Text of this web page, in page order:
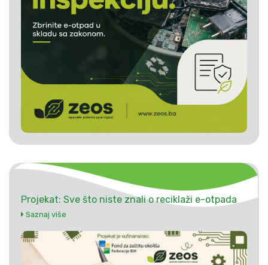
Projekat: Sve što niste znali o reciklaži e-otpada
Saznaj više